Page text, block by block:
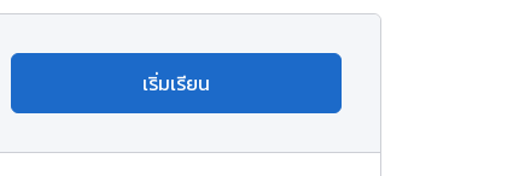
เริ่มเรียน